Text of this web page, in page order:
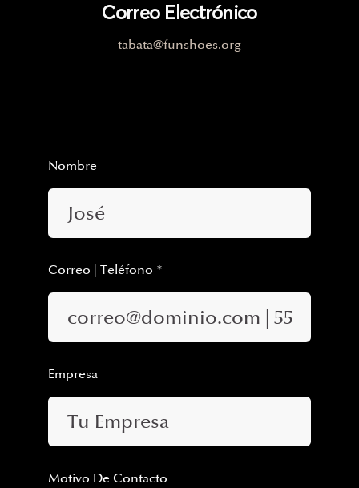
Correo Electrónico
tabata@funshoes.org
Nombre
Correo | Teléfono *
Empresa
Motivo De Contacto